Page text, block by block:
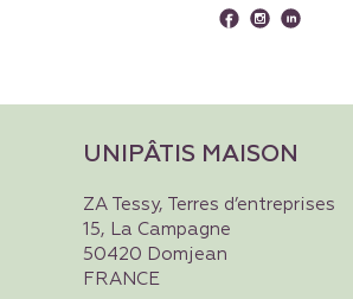
UNIPÂTIS MAISON
ZA Tessy, Terres d’entreprises
15, La Campagne
50420 Domjean
FRANCE